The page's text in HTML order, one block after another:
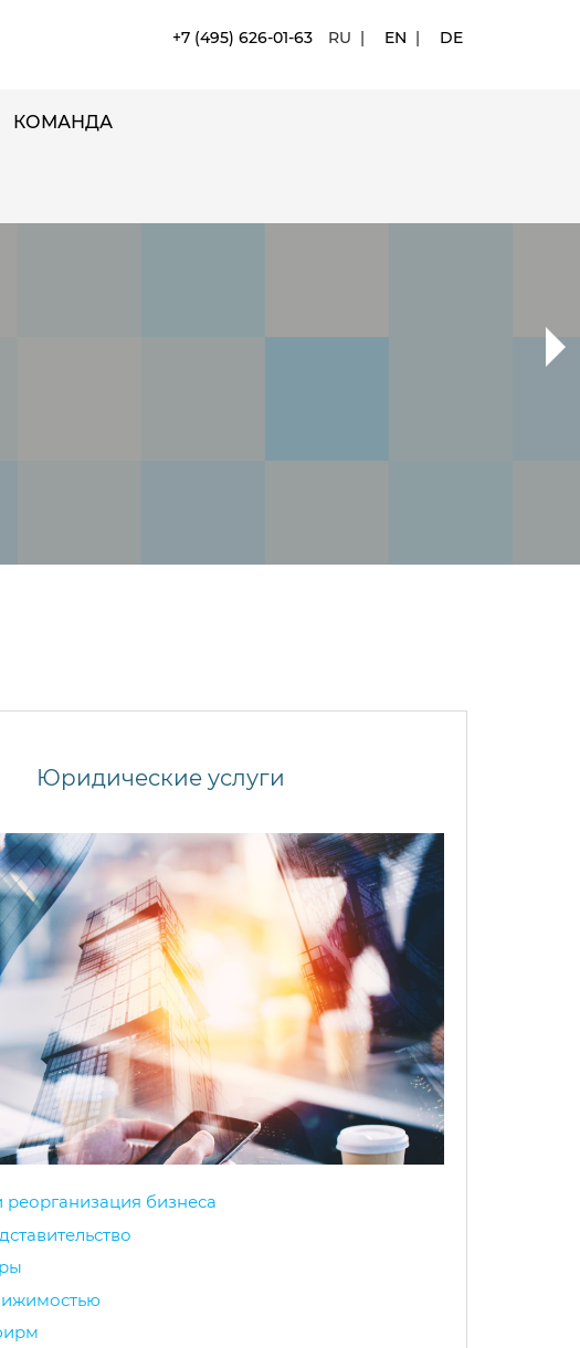
+7 (495) 626-01-63 RU | EN | DE
КОМАНДА
Юридические услуги
реорганизация бизнеса